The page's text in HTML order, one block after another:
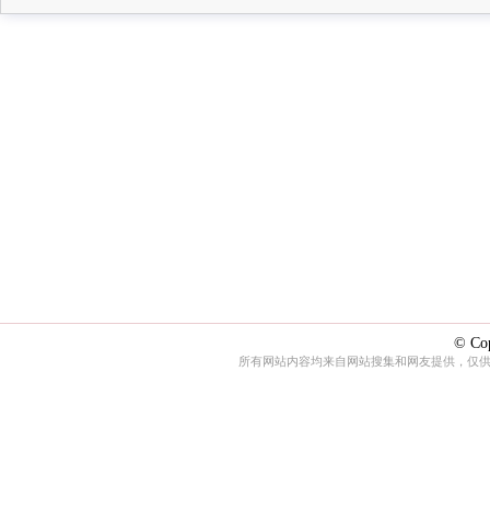
©
所有网站内容均来自网站搜集和网友提供，仅